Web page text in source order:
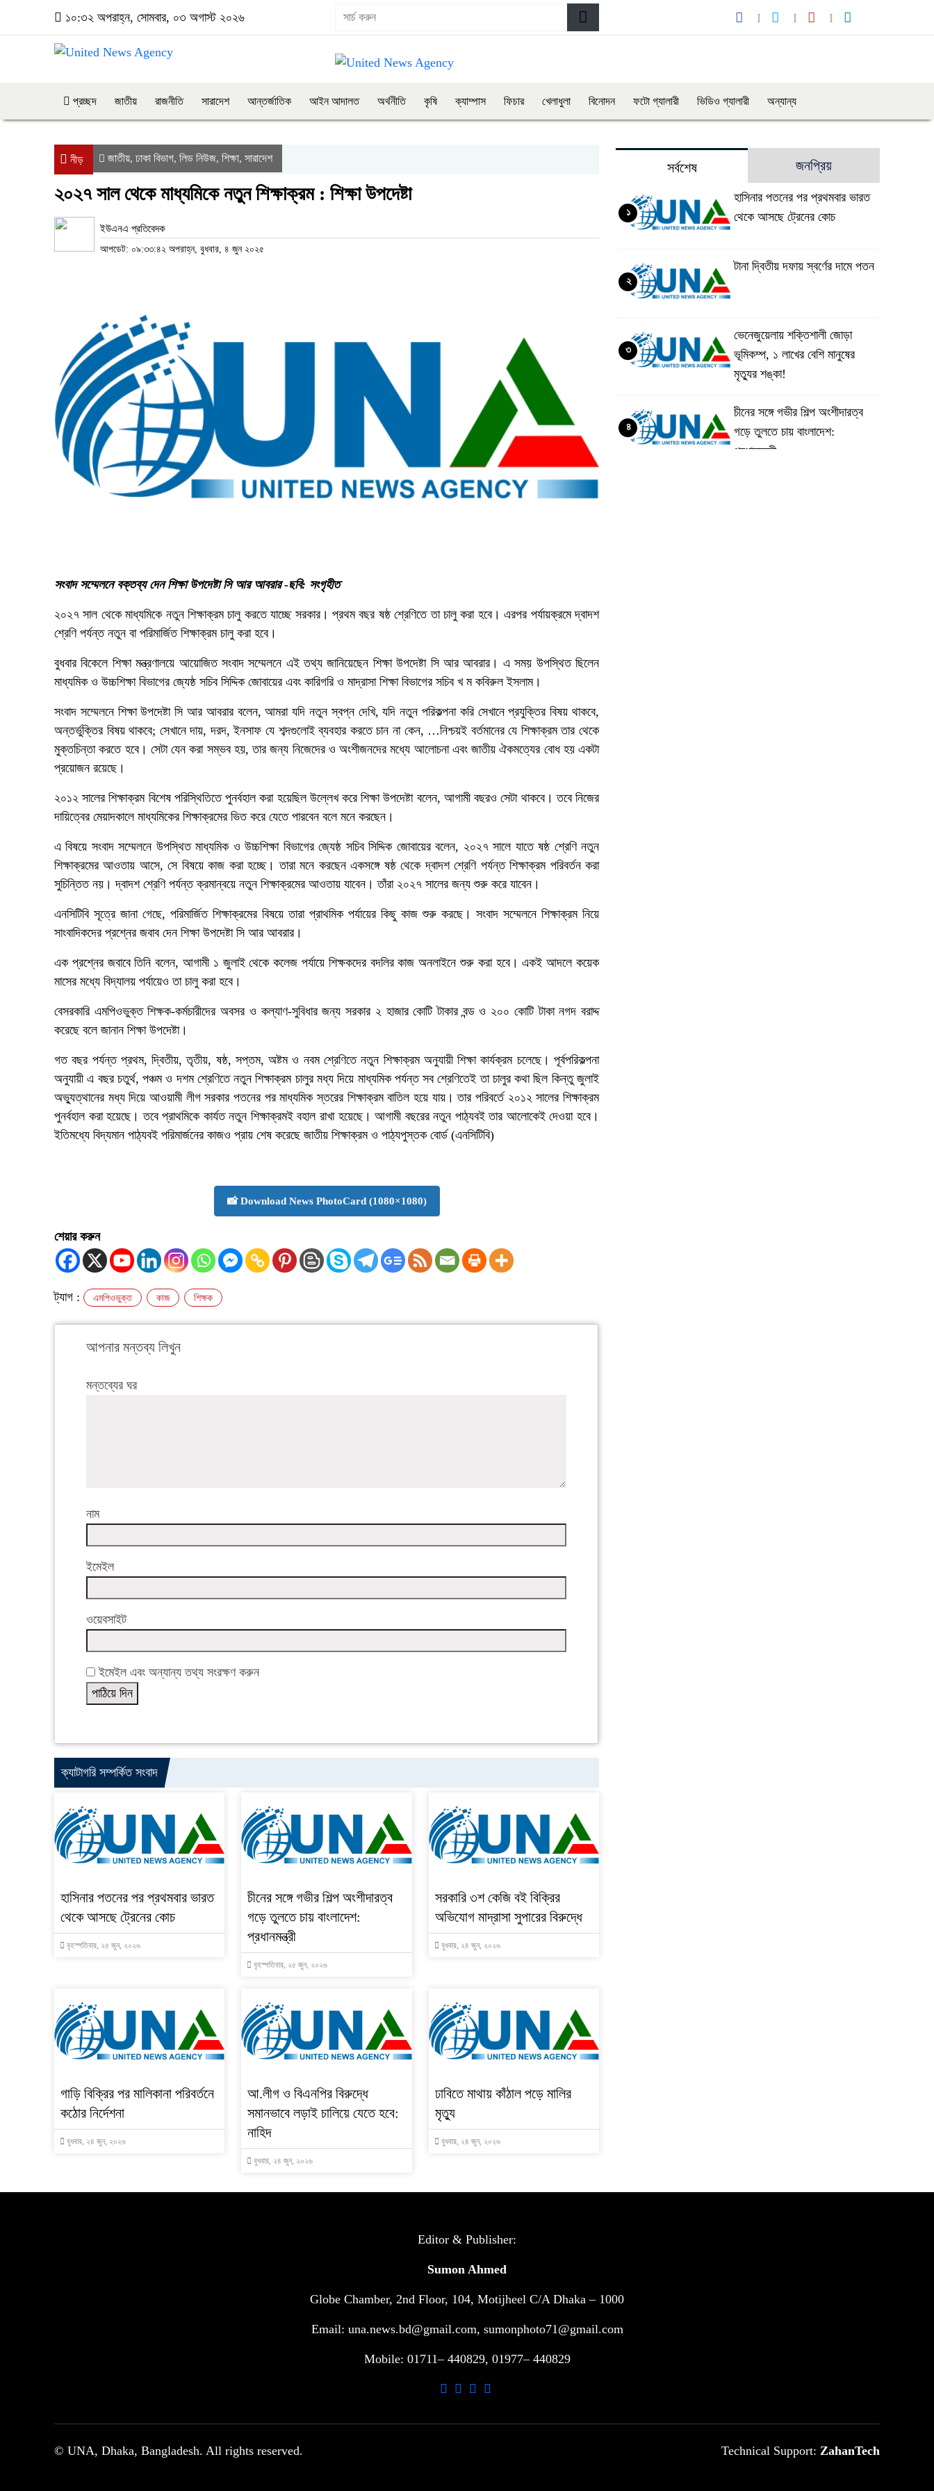
১০:৩২ অপরাহ্ন, সোমবার, ০৩ অগাস্ট ২০২৬
প্রচ্ছদ জাতীয় রাজনীতি সারাদেশ আন্তর্জাতিক আইন আদালত অর্থনীতি কৃষি ক্যাম্পাস ফিচার খেলাধুলা বিনোদন ফটো গ্যালারী ভিডিও গ্যালারী অন্যান্য
নীড় জাতীয়, ঢাকা বিভাগ, লিড নিউজ, শিক্ষা, সারাদেশ
২০২৭ সাল থেকে মাধ্যমিকে নতুন শিক্ষাক্রম : শিক্ষা উপদেষ্টা
ইউএনএ প্রতিবেদক
আপডেট: ০৯:৩৩:৪২ অপরাহ্ন, বুধবার, ৪ জুন ২০২৫
সংবাদ সম্মেলনে বক্তব্য দেন শিক্ষা উপদেষ্টা সি আর আবরার -ছবি: সংগৃহীত
২০২৭ সাল থেকে মাধ্যমিকে নতুন শিক্ষাক্রম চালু করতে যাচ্ছে সরকার। প্রথম বছর ষষ্ঠ শ্রেণিতে তা চালু করা হবে। এরপর পর্যায়ক্রমে দ্বাদশ
শ্রেণি পর্যন্ত নতুন বা পরিমার্জিত শিক্ষাক্রম চালু করা হবে।
বুধবার বিকেলে শিক্ষা মন্ত্রণালয়ে আয়োজিত সংবাদ সম্মেলনে এই তথ্য জানিয়েছেন শিক্ষা উপদেষ্টা সি আর আবরার। এ সময় উপস্থিত ছিলেন
মাধ্যমিক ও উচ্চশিক্ষা বিভাগের জ্যেষ্ঠ সচিব সিদ্দিক জোবায়ের এবং কারিগরি ও মাদ্রাসা শিক্ষা বিভাগের সচিব খ ম কবিরুল ইসলাম।
সংবাদ সম্মেলনে শিক্ষা উপদেষ্টা সি আর আবরার বলেন, আমরা যদি নতুন স্বপ্ন দেখি, যদি নতুন পরিকল্পনা করি সেখানে প্রযুক্তির বিষয় থাকবে,
অন্তর্ভুক্তির বিষয় থাকবে; সেখানে দায়, দরদ, ইনসাফ যে শব্দগুলোই ব্যবহার করতে চান না কেন, …নিশ্চয়ই বর্তমানের যে শিক্ষাক্রম তার থেকে
মুক্তচিন্তা করতে হবে। সেটা যেন করা সম্ভব হয়, তার জন্য নিজেদের ও অংশীজনদের মধ্যে আলোচনা এবং জাতীয় ঐকমত্যের বোধ হয় একটা
প্রয়োজন রয়েছে।
২০১২ সালের শিক্ষাক্রম বিশেষ পরিস্থিতিতে পুনর্বহাল করা হয়েছিল উল্লেখ করে শিক্ষা উপদেষ্টা বলেন, আগামী বছরও সেটা থাকবে। তবে নিজের
দায়িত্বের মেয়াদকালে মাধ্যমিকের শিক্ষাক্রমের ভিত করে যেতে পারবেন বলে মনে করছেন।
এ বিষয়ে সংবাদ সম্মেলনে উপস্থিত মাধ্যমিক ও উচ্চশিক্ষা বিভাগের জ্যেষ্ঠ সচিব সিদ্দিক জোবায়ের বলেন, ২০২৭ সালে যাতে ষষ্ঠ শ্রেণি নতুন
শিক্ষাক্রমের আওতায় আসে, সে বিষয়ে কাজ করা হচ্ছে। তারা মনে করছেন একসঙ্গে ষষ্ঠ থেকে দ্বাদশ শ্রেণি পর্যন্ত শিক্ষাক্রম পরিবর্তন করা
সুচিন্তিত নয়। দ্বাদশ শ্রেণি পর্যন্ত ক্রমান্বয়ে নতুন শিক্ষাক্রমের আওতায় যাবেন। তাঁরা ২০২৭ সালের জন্য শুরু করে যাবেন।
এনসিটিবি সূত্রে জানা গেছে, পরিমার্জিত শিক্ষাক্রমের বিষয়ে তারা প্রাথমিক পর্যায়ের কিছু কাজ শুরু করছে। সংবাদ সম্মেলনে শিক্ষাক্রম নিয়ে
সাংবাদিকদের প্রশ্নের জবাব দেন শিক্ষা উপদেষ্টা সি আর আবরার।
এক প্রশ্নের জবাবে তিনি বলেন, আগামী ১ জুলাই থেকে কলেজ পর্যায়ে শিক্ষকদের বদলির কাজ অনলাইনে শুরু করা হবে। একই আদলে কয়েক
মাসের মধ্যে বিদ্যালয় পর্যায়েও তা চালু করা হবে।
বেসরকারি এমপিওভুক্ত শিক্ষক-কর্মচারীদের অবসর ও কল্যাণ-সুবিধার জন্য সরকার ২ হাজার কোটি টাকার বন্ড ও ২০০ কোটি টাকা নগদ বরাদ্দ
করেছে বলে জানান শিক্ষা উপদেষ্টা।
গত বছর পর্যন্ত প্রথম, দ্বিতীয়, তৃতীয়, ষষ্ঠ, সপ্তম, অষ্টম ও নবম শ্রেণিতে নতুন শিক্ষাক্রম অনুযায়ী শিক্ষা কার্যক্রম চলেছে। পূর্বপরিকল্পনা
অনুযায়ী এ বছর চতুর্থ, পঞ্চম ও দশম শ্রেণিতে নতুন শিক্ষাক্রম চালুর মধ্য দিয়ে মাধ্যমিক পর্যন্ত সব শ্রেণিতেই তা চালুর কথা ছিল কিন্তু জুলাই
অভ্যুত্থানের মধ্য দিয়ে আওয়ামী লীগ সরকার পতনের পর মাধ্যমিক স্তরের শিক্ষাক্রম বাতিল হয়ে যায়। তার পরিবর্তে ২০১২ সালের শিক্ষাক্রম
পুনর্বহাল করা হয়েছে। তবে প্রাথমিকে কার্যত নতুন শিক্ষাক্রমই বহাল রাখা হয়েছে। আগামী বছরের নতুন পাঠ্যবই তার আলোকেই দেওয়া হবে।
ইতিমধ্যে বিদ্যমান পাঠ্যবই পরিমার্জনের কাজও প্রায় শেষ করেছে জাতীয় শিক্ষাক্রম ও পাঠ্যপুস্তক বোর্ড (এনসিটিবি)
📸 Download News PhotoCard (1080×1080)
শেয়ার করুন
ট্যাগ : এমপিওভুক্ত কাজ শিক্ষক
আপনার মন্তব্য লিখুন
মন্তব্যের ঘর
নাম
ইমেইল
ওয়েবসাইট
ইমেইল এবং অন্যান্য তথ্য সংরক্ষণ করুন
ক্যাটাগরি সম্পর্কিত সংবাদ
হাসিনার পতনের পর প্রথমবার ভারত
থেকে আসছে ট্রেনের কোচ
বৃহস্পতিবার, ২৫ জুন, ২০২৬
চীনের সঙ্গে গভীর শিল্প অংশীদারত্ব
গড়ে তুলতে চায় বাংলাদেশ:
প্রধানমন্ত্রী
বৃহস্পতিবার, ২৫ জুন, ২০২৬
সরকারি ৩শ কেজি বই বিক্রির
অভিযোগ মাদ্রাসা সুপারের বিরুদ্ধে
বুধবার, ২৪ জুন, ২০২৬
গাড়ি বিক্রির পর মালিকানা পরিবর্তনে
কঠোর নির্দেশনা
বুধবার, ২৪ জুন, ২০২৬
আ.লীগ ও বিএনপির বিরুদ্ধে
সমানভাবে লড়াই চালিয়ে যেতে হবে:
নাহিদ
বুধবার, ২৪ জুন, ২০২৬
ঢাবিতে মাথায় কাঁঠাল পড়ে মালির
মৃত্যু
বুধবার, ২৪ জুন, ২০২৬
সর্বশেষ জনপ্রিয়
হাসিনার পতনের পর প্রথমবার ভারত
থেকে আসছে ট্রেনের কোচ
১
টানা দ্বিতীয় দফায় স্বর্ণের দামে পতন
২
ভেনেজুয়েলায় শক্তিশালী জোড়া
ভূমিকম্প, ১ লাখের বেশি মানুষের
মৃত্যুর শঙ্কা!
৩
চীনের সঙ্গে গভীর শিল্প অংশীদারত্ব
গড়ে তুলতে চায় বাংলাদেশ:
প্রধানমন্ত্রী
৪
Editor & Publisher:
Sumon Ahmed
Globe Chamber, 2nd Floor, 104, Motijheel C/A Dhaka – 1000
Email: una.news.bd@gmail.com, sumonphoto71@gmail.com
Mobile: 01711– 440829, 01977– 440829
© UNA, Dhaka, Bangladesh. All rights reserved. Technical Support: ZahanTech